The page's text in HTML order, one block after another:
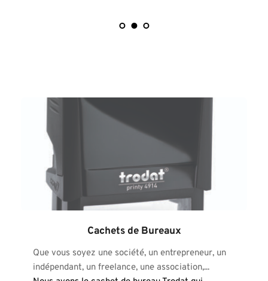
Cachets de Bureaux
Que vous soyez une société, un entrepreneur, un
indépendant, un freelance, une association,...